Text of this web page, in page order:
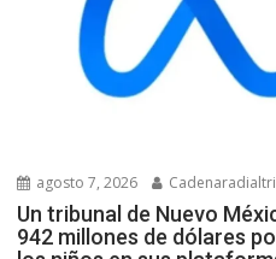
agosto 7, 2026
Un tribunal de Nuevo
942 millones de dólares